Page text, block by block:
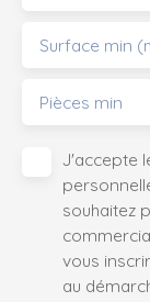
Surface min
Pièces min
J'accepte
souhaitez
vous
au